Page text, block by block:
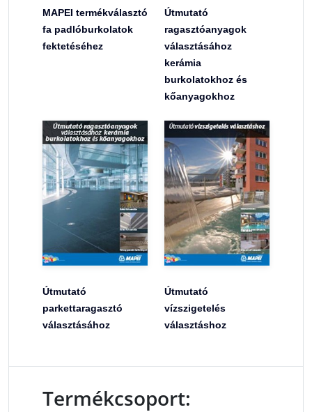
MAPEI termékválasztó
fa padlóburkolatok
fektetéséhez
Útmutató
ragasztóanyagok
választásához
kerámia
burkolatokhoz és
kőanyagokhoz
Útmutató
parkettaragasztó
választásához
Útmutató
vízszigetelés
választáshoz
Termékcsoport: